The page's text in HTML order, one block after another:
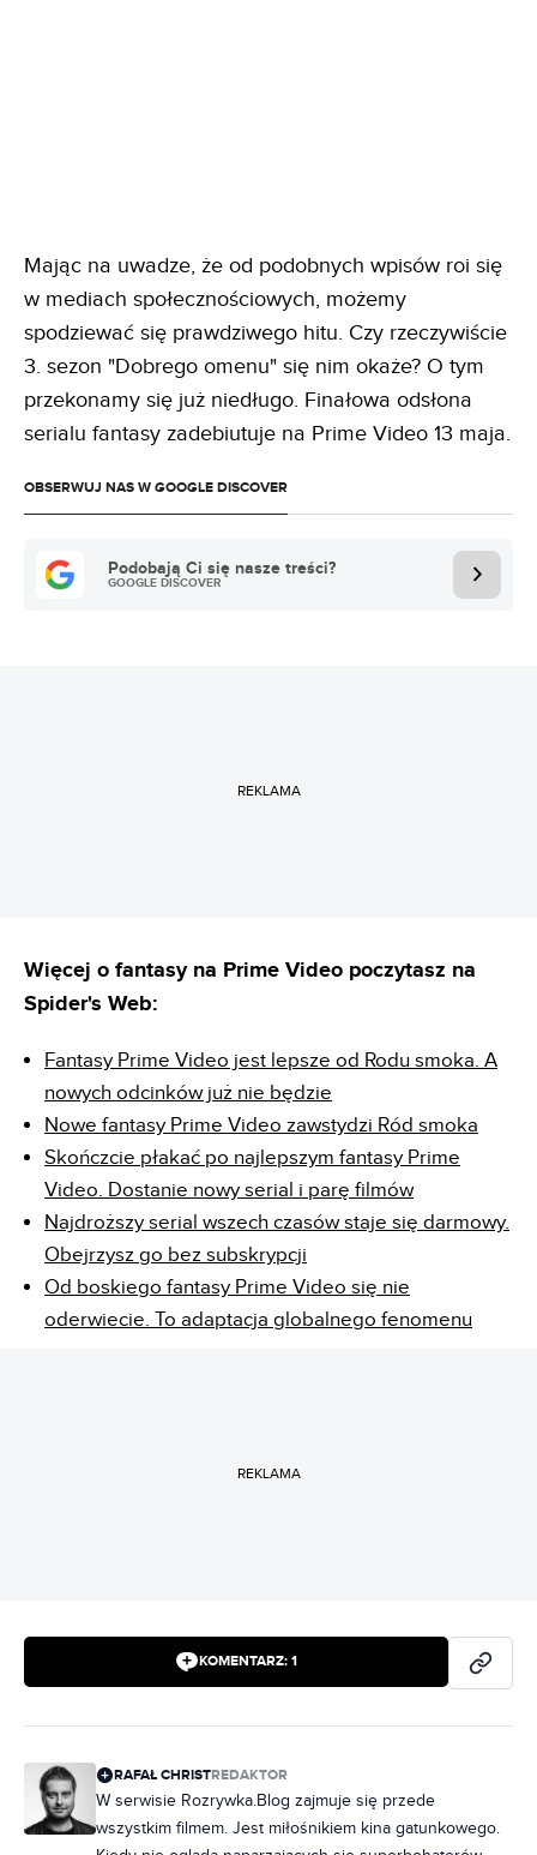
Mając na uwadze, że od podobnych wpisów roi się
w mediach społecznościowych, możemy
spodziewać się prawdziwego hitu. Czy rzeczywiście
3. sezon "Dobrego omenu" się nim okaże? O tym
przekonamy się już niedługo. Finałowa odsłona
serialu fantasy zadebiutuje na Prime Video 13 maja.
OBSERWUJ NAS W GOOGLE DISCOVER
Podobają Ci się nasze treści?
GOOGLE DISCOVER
REKLAMA
Więcej o fantasy na Prime Video poczytasz na
Spider's Web:
Fantasy Prime Video jest lepsze od Rodu smoka. A
nowych odcinków już nie będzie
Nowe fantasy Prime Video zawstydzi Ród smoka
Skończcie płakać po najlepszym fantasy Prime
Video. Dostanie nowy serial i parę filmów
Najdroższy serial wszech czasów staje się darmowy.
Obejrzysz go bez subskrypcji
Od boskiego fantasy Prime Video się nie
oderwiecie. To adaptacja globalnego fenomenu
REKLAMA
KOMENTARZ: 1
RAFAŁ CHRISTREDAKTOR
W serwisie Rozrywka.Blog zajmuje się przede
wszystkim filmem. Jest miłośnikiem kina gatunkowego.